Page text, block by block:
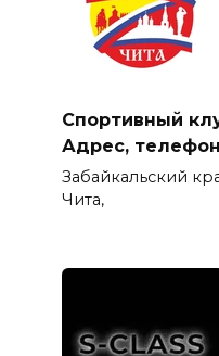
Спортивный
Адрес,
Забайкальский
Чита,